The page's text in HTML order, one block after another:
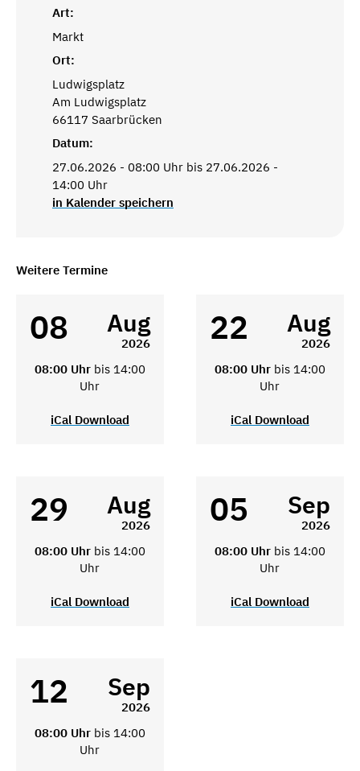
Art:
Markt
Ort:
Ludwigsplatz
Am Ludwigsplatz
66117 Saarbrücken
Datum:
27.06.2026 - 08:00 Uhr bis 27.06.2026 -
14:00 Uhr
in Kalender speichern
Weitere Termine
08 Aug
2026
08:00 Uhr bis 14:00
Uhr
iCal Download
22 Aug
2026
08:00 Uhr bis 14:00
Uhr
iCal Download
29 Aug
2026
08:00 Uhr bis 14:00
Uhr
iCal Download
05 Sep
2026
08:00 Uhr bis 14:00
Uhr
iCal Download
12 Sep
2026
08:00 Uhr bis 14:00
Uhr